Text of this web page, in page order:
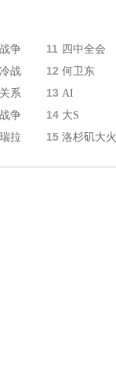
争 11 四中全会
战 12 何卫东
系 13 AI
争 14 大S
拉 15 洛杉矶大火